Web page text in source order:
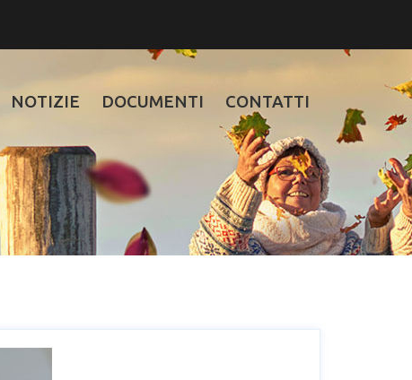
NOTIZIE DOCUMENTI CONTATTI